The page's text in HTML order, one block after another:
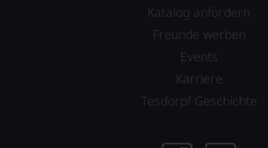
Katalog anfordern
Freunde werben
Events
Karriere
Tesdorpf Geschichte